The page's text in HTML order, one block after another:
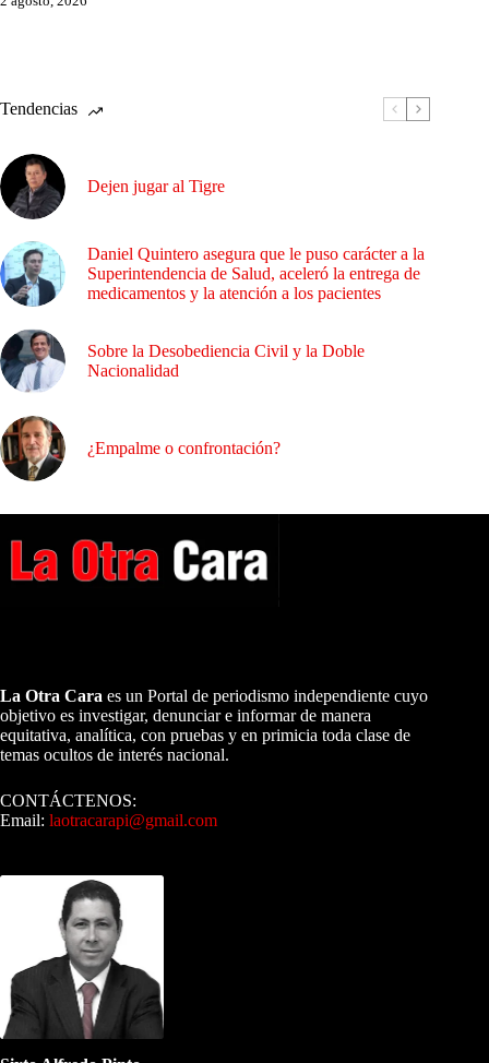
Tendencias
Dejen jugar al Tigre
Daniel Quintero asegura que le puso carácter a la
Superintendencia de Salud, aceleró la entrega de
medicamentos y la atención a los pacientes
Sobre la Desobediencia Civil y la Doble
Nacionalidad
¿Empalme o confrontación?
La Otra Cara es un Portal de periodismo independiente cuyo
objetivo es investigar, denunciar e informar de manera
equitativa, analítica, con pruebas y en primicia toda clase de
temas ocultos de interés nacional.
CONTÁCTENOS:
Email: laotracarapi@gmail.com